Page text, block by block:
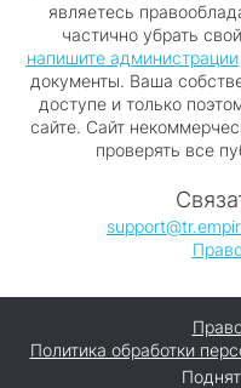
являетесь
частично убрать
напишите администрации
документы. Ваша
доступе и только
сайте. Сайт
проверять все
Политика обработки